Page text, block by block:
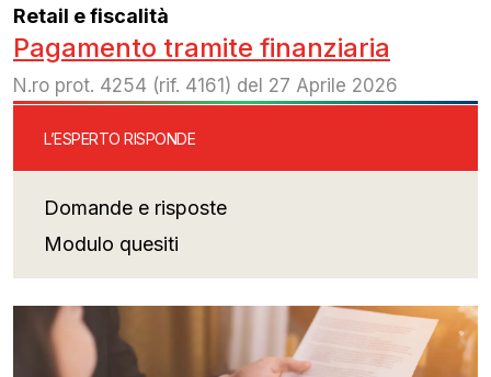
Retail e fiscalità
Pagamento tramite finanziaria
N.ro prot. 4254 (rif. 4161) del 27 Aprile 2026
L’ESPERTO RISPONDE
Domande e risposte
Modulo quesiti